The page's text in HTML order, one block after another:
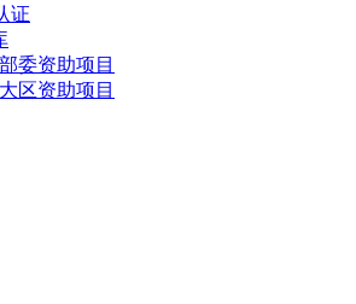
证
委资助项目
区资助项目